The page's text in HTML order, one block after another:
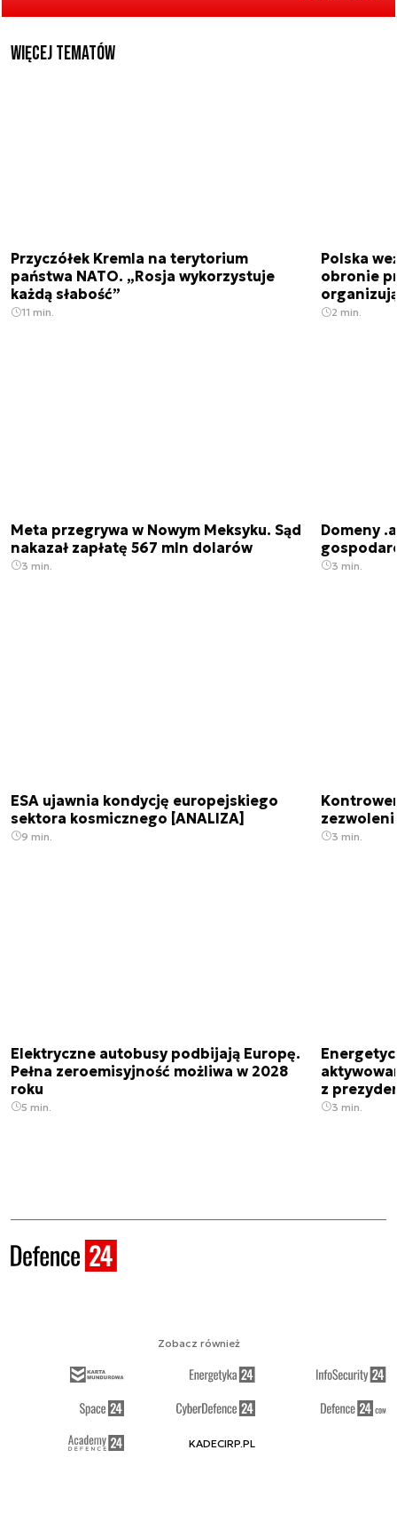
Więcej tematów
Przyczółek Kremla na terytorium
państwa NATO. „Rosja wykorzystuje
każdą słabość”
11 min.
Polska
obronie
2 min.
Meta przegrywa w Nowym Meksyku. Sąd
nakazał zapłatę 567 mln dolarów
3 min.
Domeny
3 min.
ESA ujawnia kondycję europejskiego
sektora kosmicznego [ANALIZA]
9 min. 3 min.
Elektryczne autobusy podbijają Europę.
Pełna zeroemisyjność możliwa w 2028
roku
5 min.
z
3 min.
Zobacz również
KADECIRP.PL